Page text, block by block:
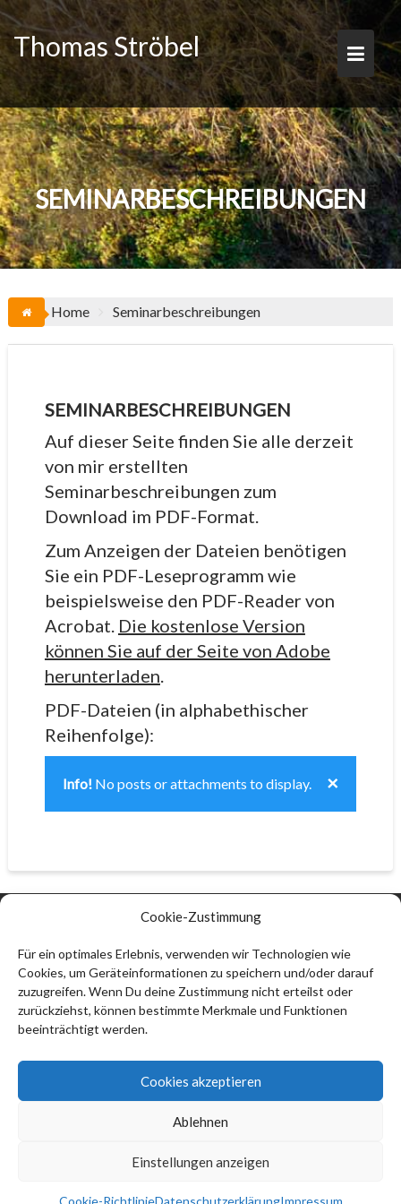
Cookie-Zustimmung
Für ein optimales Erlebnis, verwenden wir Technologien wie
Cookies, um Geräteinformationen zu speichern und/oder darauf
zuzugreifen. Wenn Du deine Zustimmung nicht erteilst oder
zurückziehst, können bestimmte Merkmale und Funktionen
beeinträchtigt werden.
Cookies akzeptieren
Ablehnen
Einstellungen anzeigen
Cookie-RichtlinieDatenschutzerklärungImpressum
Skip
to
content
Thomas Ströbel
SEMINARBESCHREIBUNGEN
Home Seminarbeschreibungen
SEMINARBESCHREIBUNGEN
Auf dieser Seite finden Sie alle derzeit
von mir erstellten
Seminarbeschreibungen zum
Download im PDF-Format.
Zum Anzeigen der Dateien benötigen
Sie ein PDF-Leseprogramm wie
beispielsweise den PDF-Reader von
Acrobat. Die kostenlose Version
können Sie auf der Seite von Adobe
herunterladen.
PDF-Dateien (in alphabethischer
Reihenfolge):
×
Info! No posts or attachments to display.
Thomas Ströbel
74912 Kirchardt
info@thomas-stroebel.de
Impressum
Datenschutzerklärung (EU)
Cookie-Richtlinie (EU)